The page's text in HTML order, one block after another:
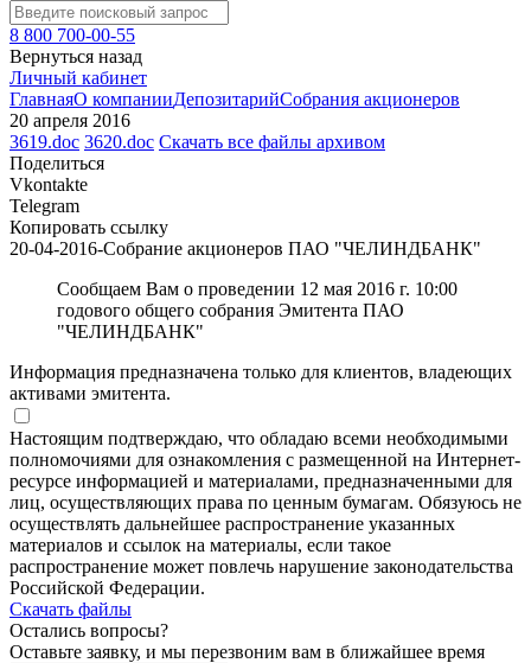
8 800 700-00-55
Вернуться назад
Личный кабинет
ГлавнаяО компанииДепозитарийСобрания акционеров
20 апреля 2016
3619.doc 3620.doc Скачать все файлы архивом
Поделиться
Vkontakte
Telegram
Копировать ссылку
20-04-2016-Собрание акционеров ПАО "ЧЕЛИНДБАНК"
Сообщаем Вам о проведении 12 мая 2016 г. 10:00
годового общего собрания Эмитента ПАО
"ЧЕЛИНДБАНК"
Информация предназначена только для клиентов, владеющих
активами эмитента.
Настоящим подтверждаю, что обладаю всеми необходимыми
полномочиями для ознакомления с размещенной на Интернет-
ресурсе информацией и материалами, предназначенными для
лиц, осуществляющих права по ценным бумагам. Обязуюсь не
осуществлять дальнейшее распространение указанных
материалов и ссылок на материалы, если такое
распространение может повлечь нарушение законодательства
Российской Федерации.
Скачать файлы
Остались вопросы?
Оставьте заявку, и мы перезвоним вам в ближайшее время